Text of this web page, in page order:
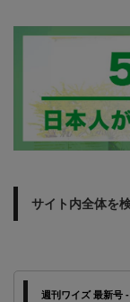
サイト内全体を
週刊ワイズ 最新号